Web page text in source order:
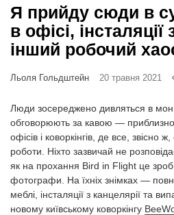
EN
RU
Я прийду сюди в
в офісі, інсталяції
інший робочий
Льоля Гольдштейн 20 травня 2021
Люди зосереджено дивляться в
обговорюють за кавою —
офісів і коворкінгів, де все, звісно
роботи. Ніхто зазвичай не
як на прохання Bird in Flight це
фотографи. На їхніх знімках —
меблі, інсталяції з канцелярії та
новому київському коворкінгу